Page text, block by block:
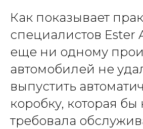
Как показывает
специалистов Ester
еще ни одному
автомобилей не
выпустить
коробку, которая бы
требовала